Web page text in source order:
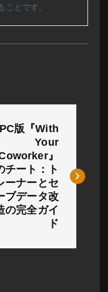
ことです。
PC版『With
Your
』
チート：ト
ーナーとセ
ブデータ改
の完全ガイ
ド